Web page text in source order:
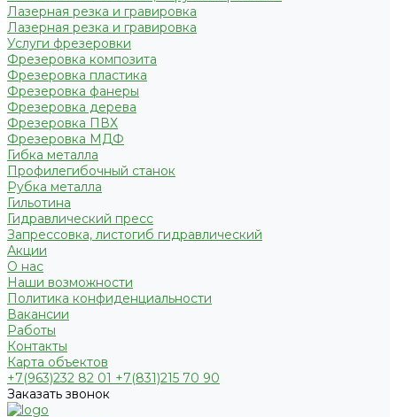
Лазерная резка и гравировка
Лазерная резка и гравировка
Услуги фрезеровки
Фрезеровка композита
Фрезеровка пластика
Фрезеровка фанеры
Фрезеровка дерева
Фрезеровка ПВХ
Фрезеровка МДФ
Гибка металла
Профилегибочный станок
Рубка металла
Гильотина
Гидравлический пресс
Запрессовка, листогиб гидравлический
Акции
О нас
Наши возможности
Политика конфиденциальности
Вакансии
Работы
Контакты
Карта объектов
+7(963)232 82 01 +7(831)215 70 90
Заказать звонок